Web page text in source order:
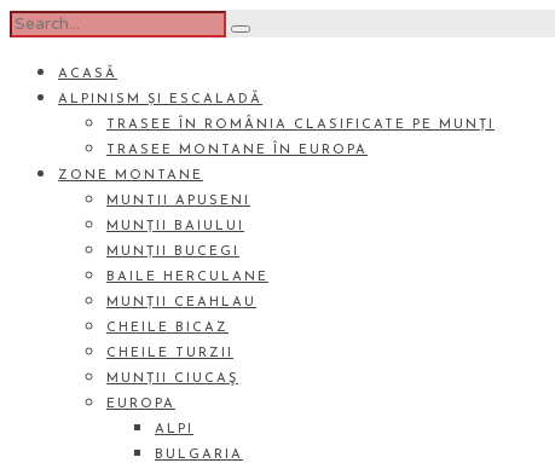
ACASĂ
ALPINISM ȘI ESCALADĂ
TRASEE ÎN ROMÂNIA CLASIFICATE PE MUNȚI
TRASEE MONTANE ÎN EUROPA
ZONE MONTANE
MUNTII APUSENI
MUNȚII BAIULUI
MUNȚII BUCEGI
BAILE HERCULANE
MUNȚII CEAHLAU
CHEILE BICAZ
CHEILE TURZII
MUNȚII CIUCAŞ
EUROPA
ALPI
BULGARIA